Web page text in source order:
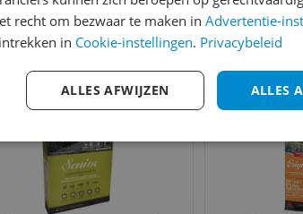
reviews Betrouwbare
product Bekijk product
recht om bezwaar te maken in Advertentie-
in Cookie-instellingen. Privacybeleid
ALLES
ALLES AFWIJZEN